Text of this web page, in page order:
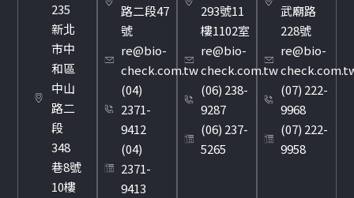
235
新北
市中
和區
中山
路二
段
348
巷8號
10樓
路二段47
號
re@bio-
check.com.tw
(04)
2371-
9412
(04)
2371-
9413
293號11
樓1102室
re@bio-
check.com.tw
(06) 238-
9287
(06) 237-
5265
武廟路
228號
re@bio-
(07) 222-
9968
(07) 222-
9958